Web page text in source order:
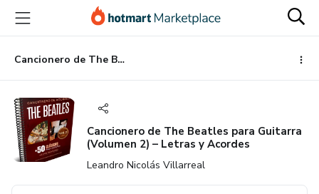
principal
página
de
página
Cancionero de The Beatles para Guitarra (Volumen 2) – Letras y Acordes
Cancionero de The Beatles para Guitarra
(Volumen 2) – Letras y Acordes
Leandro Nicolás Villarreal